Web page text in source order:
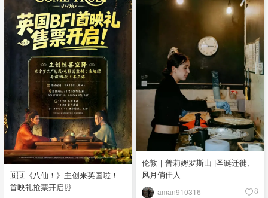
🇬🇧《八仙！》主创来英国啦！
首映礼抢票开启⏰
伦敦｜普莉姆罗斯山 |圣诞迁徙,
风月俏佳人
aman910316 8